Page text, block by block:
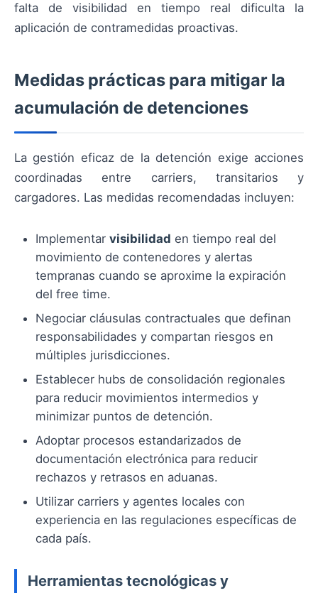
falta de visibilidad en tiempo real dificulta la
aplicación de contramedidas proactivas.
Medidas prácticas para mitigar la
acumulación de detenciones
La gestión eficaz de la detención exige acciones
coordinadas entre carriers, transitarios y
cargadores. Las medidas recomendadas incluyen:
Implementar visibilidad en tiempo real del
movimiento de contenedores y alertas
tempranas cuando se aproxime la expiración
del free time.
Negociar cláusulas contractuales que definan
responsabilidades y compartan riesgos en
múltiples jurisdicciones.
Establecer hubs de consolidación regionales
para reducir movimientos intermedios y
minimizar puntos de detención.
Adoptar procesos estandarizados de
documentación electrónica para reducir
rechazos y retrasos en aduanas.
Utilizar carriers y agentes locales con
experiencia en las regulaciones específicas de
cada país.
Herramientas tecnológicas y